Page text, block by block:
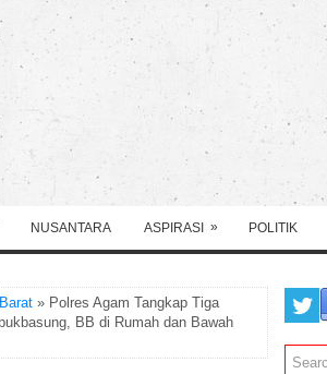
NUSANTARA ASPIRASI » POLITIK
» Polres Agam Tangkap Tiga
BB di Rumah dan Bawah